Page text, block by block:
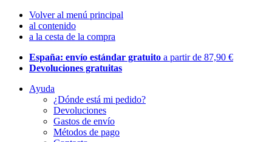
Volver al menú principal
al contenido
a la cesta de la compra
España: envío estándar gratuito a partir de 87,90 €
Devoluciones gratuitas
Ayuda
¿Dónde está mi pedido?
Devoluciones
Gastos de envío
Métodos de pago